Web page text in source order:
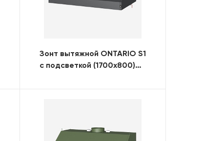
Зонт вытяжной ONTARIO S1
с подсветкой (1700x800)